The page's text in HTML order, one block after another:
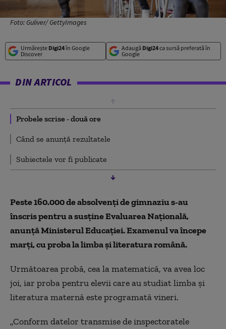
Foto: Guliver/ GettyImages
Urmărește Digi24în Google
Discover
Adaugă Digi24ca sursă preferată în
Google
DIN ARTICOL
Probele scrise - două ore
Când se anunță rezultatele
Subiectele vor fi publicate
Peste 160.000 de absolvenţi de gimnaziu s-au
înscris pentru a susţine Evaluarea Naţională,
anunţă Ministerul Educaţiei. Examenul va începe
marţi, cu proba la limba şi literatura română.
Următoarea probă, cea la matematică, va avea loc
joi, iar proba pentru elevii care au studiat limba şi
literatura maternă este programată vineri.
„Conform datelor transmise de inspectoratele